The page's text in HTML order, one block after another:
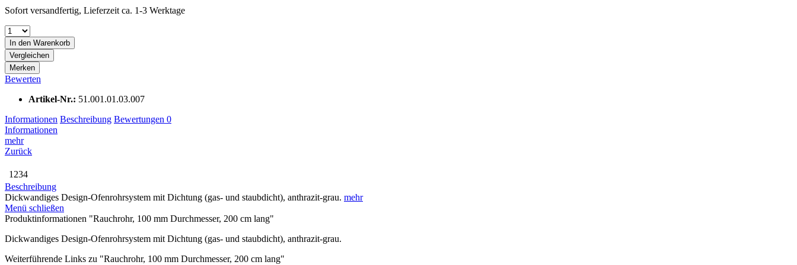
Sofort versandfertig, Lieferzeit ca. 1-3 Werktage
In den Warenkorb
Vergleichen
Merken
Bewerten
Artikel-Nr.: 51.001.01.03.007
Informationen Beschreibung Bewertungen 0
Informationen
mehr
Zurück
1234
Beschreibung
Dickwandiges Design-Ofenrohrsystem mit Dichtung (gas- und staubdicht), anthrazit-grau. mehr
Menü schließen
Produktinformationen "Rauchrohr, 100 mm Durchmesser, 200 cm lang"
Dickwandiges Design-Ofenrohrsystem mit Dichtung (gas- und staubdicht), anthrazit-grau.
Weiterführende Links zu "Rauchrohr, 100 mm Durchmesser, 200 cm lang"